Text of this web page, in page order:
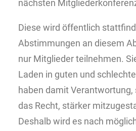
nächsten
Diese wird öffentlich
Abstimmungen an diesem
nur Mitglieder teilnehmen.
Laden in guten und
haben damit Verantwortung,
das Recht, stärker
Deshalb wird es nach